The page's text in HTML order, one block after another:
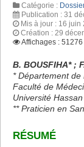
Catégorie :
Publication : 31
Mis à jour : 16 juin
Création : 29
Affichages : 51276
B. BOUSFIHA* ;
* Département de
Faculté de
Université
** Praticien en
RÉSUMÉ